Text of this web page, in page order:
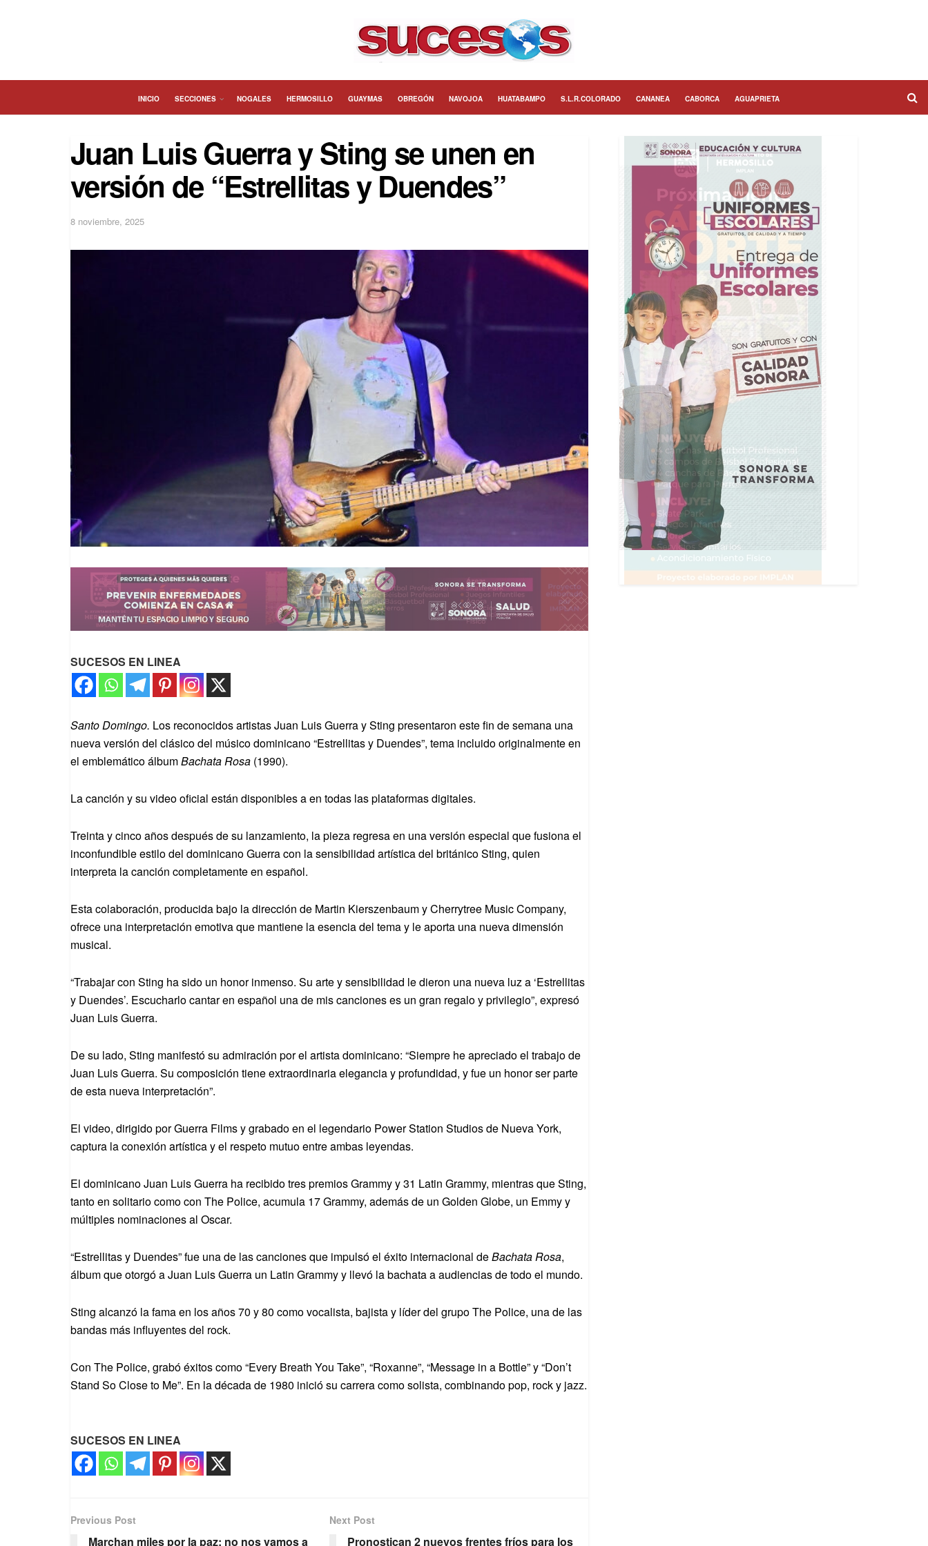
INICIO SECCIONES NOGALES HERMOSILLO GUAYMAS OBREGÓN NAVOJOA HUATABAMPO S.L.R.COLORADO CANANEA CABORCA AGUAPRIETA
Juan Luis Guerra y Sting se unen en
versión de “Estrellitas y Duendes”
8 noviembre, 2025
SUCESOS EN LINEA
Santo Domingo. Los reconocidos artistas Juan Luis Guerra y Sting presentaron este fin de semana una
nueva versión del clásico del músico dominicano “Estrellitas y Duendes”, tema incluido originalmente en
el emblemático álbumBachata Rosa (1990).
La canción y su video oficial están disponibles a en todas las plataformas digitales.
Treinta y cinco años después de su lanzamiento, la pieza regresa en una versión especial que fusiona el
inconfundible estilo del dominicano Guerra con la sensibilidad artística del británico Sting, quien
interpreta la canción completamente en español.
Esta colaboración, producida bajo la dirección de Martin Kierszenbaum y Cherrytree Music Company,
ofrece una interpretación emotiva que mantiene la esencia del tema y le aporta una nueva dimensión
musical.
“Trabajar con Sting ha sido un honor inmenso. Su arte y sensibilidad le dieron una nueva luz a ‘Estrellitas
y Duendes’. Escucharlo cantar en español una de mis canciones es un gran regalo y privilegio”, expresó
Juan Luis Guerra.
De su lado, Sting manifestó su admiración por el artista dominicano: “Siempre he apreciado el trabajo de
Juan Luis Guerra. Su composición tiene extraordinaria elegancia y profundidad, y fue un honor ser parte
de esta nueva interpretación”.
El video, dirigido por Guerra Films y grabado en el legendario Power Station Studios de Nueva York,
captura la conexión artística y el respeto mutuo entre ambas leyendas.
El dominicano Juan Luis Guerra ha recibido tres premios Grammy y 31 Latin Grammy, mientras que Sting,
tanto en solitario como con The Police, acumula 17 Grammy, además de un Golden Globe, un Emmy y
múltiples nominaciones al Oscar.
“Estrellitas y Duendes” fue una de las canciones que impulsó el éxito internacional deBachata Rosa,
álbum que otorgó a Juan Luis Guerra un Latin Grammy y llevó la bachata a audiencias de todo el mundo.
Sting alcanzó la fama en los años 70 y 80 como vocalista, bajista y líder del grupo The Police, una de las
bandas más influyentes del rock.
Con The Police, grabó éxitos como “Every Breath You Take”, “Roxanne”, “Message in a Bottle” y “Don’t
Stand So Close to Me”. En la década de 1980 inició su carrera como solista, combinando pop, rock y jazz.
SUCESOS EN LINEA
Previous Post
Marchan miles por la paz; no nos vamos a
Next Post
Pronostican 2 nuevos frentes fríos para los